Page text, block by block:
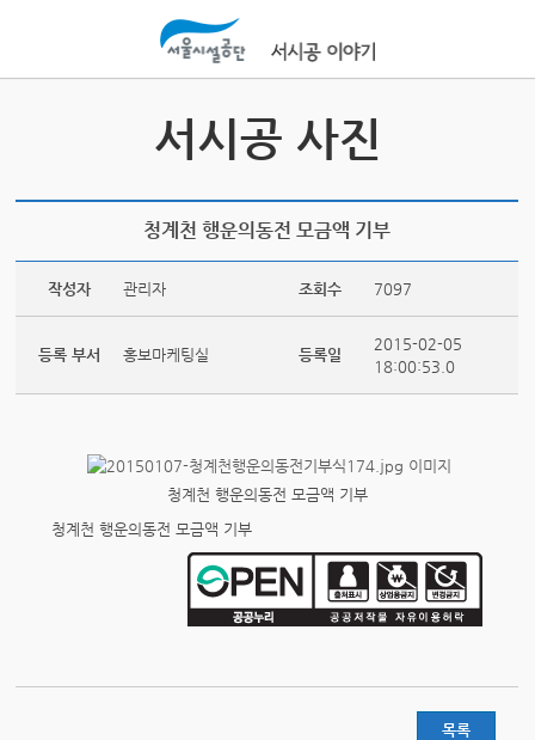
서시공 사진
청계천 행운의동전 모금액 기부
작성자 관리자 조회수 7097
등록 부서 홍보마케팅실 등록일
2015-02-05
18:00:53.0
청계천 행운의동전 모금액 기부
청계천 행운의동전 모금액 기부
목록